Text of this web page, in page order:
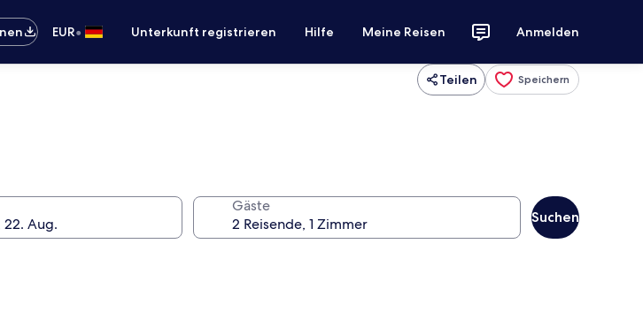
EUR• Unterkunft registrieren Hilfe Meine Reisen Anmelden
Teilen Speichern
Gäste
Suchen